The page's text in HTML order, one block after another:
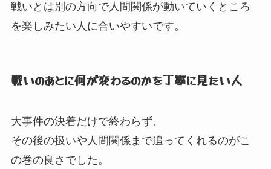
戦いとは別の方向で人間関係が動いていくところ
を楽しみたい人に合いやすいです。
戦いのあとに何が変わるのかを丁寧に見たい人
大事件の決着だけで終わらず、
その後の扱いや人間関係まで追ってくれるのがこ
の巻の良さでした。